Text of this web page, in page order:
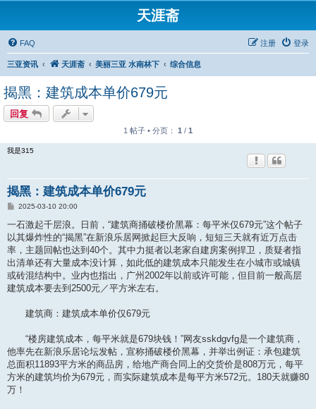
天涯斋
FAQ 登录
注册
三亚资讯 天涯斋 美丽三亚 水南林下 综合信息
揭黑：建筑成本单价679元
回复
1 帖子 • 分页： 1 / 1
我是315
揭黑：建筑成本单价679元
帖
2025-03-10 20:00
一石激起千层浪。日前，“建筑商捅破楼价黑幕：每平米仅679元”这个帖子
以其爆炸性的“揭黑”在新浪乐居网掀起巨大反响，短短三天就有近万点击
率，主题回帖也达到40个。其中力挺者以老家自建房案例捍卫，质疑者指
出清单还有大量成本没计算，如此低的建筑成本只能发生在小城市或城镇
或砖混结构中。业内也指出，广州2002年以前或许可能，但目前一般高层
建筑成本要去到2500元／平方米左右。
建筑商：建筑成本单价仅679元
“楼房建筑成本，每平米就是679块钱！”网友sskdgvfg是一个建筑商，
他率先在新浪乐居论坛发帖，宣称捅破楼价黑幕，并举出例证：承包建筑
总面积11893平方米的商品房，给地产商合同上的交货价是808万元，每平
方米的建筑均价为679元，而实际建筑成本是每平方米572元。180天就赚80
万！